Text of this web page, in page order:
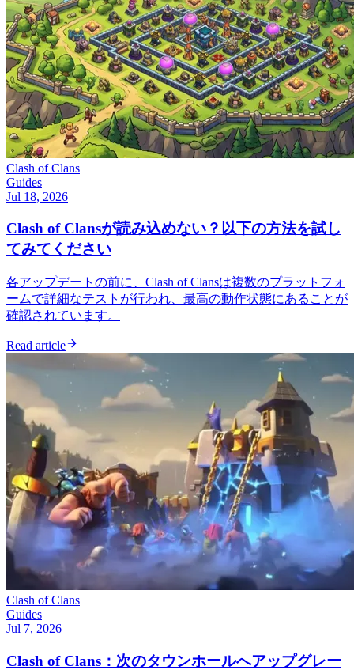
Clash of Clans
Guides
Jul 18, 2026
Clash of Clansが読み込めない？以下の方法を試し
てみてください
各アップデートの前に、Clash of Clansは複数のプラットフォ
ームで詳細なテストが行われ、最高の動作状態にあることが
確認されています。
Read article
Clash of Clans
Guides
Jul 7, 2026
Clash of Clans：次のタウンホールへアップグレー